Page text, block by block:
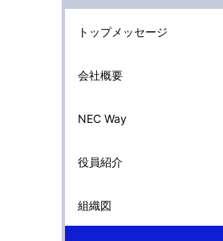
トップメッセージ
会社概要
NEC Way
役員紹介
組織図